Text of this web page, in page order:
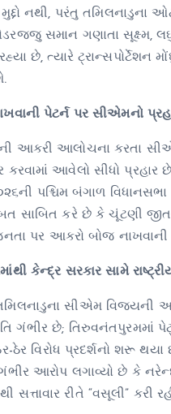
નથી, પરંતુ તમિલનાડુના
સમાન ગણાતા
છે, ત્યારે
પેટર્ન પર સીએમનો
આકરી આલોચના કરતા
કરવામાં આવેલો સીધો
પશ્ચિમ બંગાળ
સાબિત કરે છે કે ચૂંટણી
પર આકરો બોજ
કેન્દ્ર સરકાર સામે
સીએમ
ગંભીર છે; તિરુવનંતપુરમમાં
વિરોધ પ્રદર્શનો શરૂ થયા
આરોપ લગાવ્યો છે કે
સત્તાવાર રીતે “વસૂલી” કરી